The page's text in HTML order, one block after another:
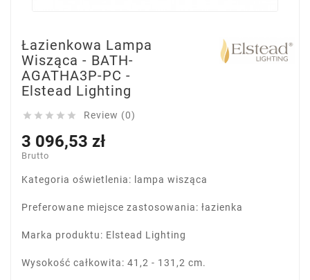
Łazienkowa Lampa
Wisząca - BATH-
AGATHA3P-PC -
Elstead Lighting
     Review (0)
3 096,53 zł
Brutto
Kategoria oświetlenia: lampa wisząca
Preferowane miejsce zastosowania: łazienka
Marka produktu: Elstead Lighting
Wysokość całkowita: 41,2 - 131,2 cm.